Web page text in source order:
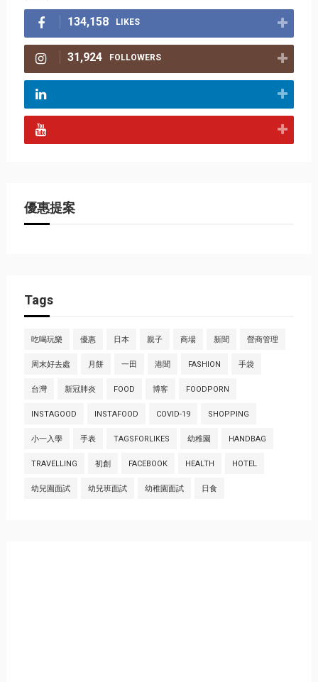
134,158 LIKES
31,924 FOLLOWERS
優惠提案
Tags
吃喝玩樂 優惠 日本 親子 商場 新聞 營商管理
周末好去處 月餅 一田 港聞 FASHION 手袋
台灣 新冠肺炎 FOOD 博客 FOODPORN
INSTAGOOD INSTAFOOD COVID-19 SHOPPING
小一入學 手表 TAGSFORLIKES 幼稚園 HANDBAG
TRAVELLING 初創 FACEBOOK HEALTH HOTEL
幼兒園面試 幼兒班面試 幼稚園面試 日食